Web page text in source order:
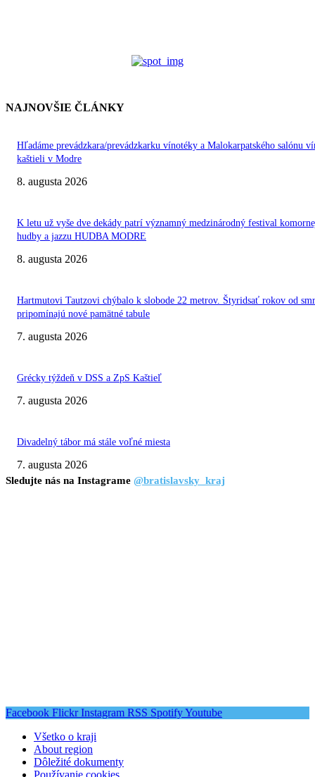
NAJNOVŠIE ČLÁNKY
Hľadáme prevádzkara/prevádzkarku vínotéky a Malokarpatského salónu
kaštieli v Modre
8. augusta 2026
K letu už vyše dve dekády patrí významný medzinárodný festival
hudby a jazzu HUDBA MODRE
8. augusta 2026
Hartmutovi Tautzovi chýbalo k slobode 22 metrov. Štyridsať rokov od
pripomínajú nové pamätné tabule
7. augusta 2026
Grécky týždeň v DSS a ZpS Kaštieľ
7. augusta 2026
Divadelný tábor má stále voľné miesta
7. augusta 2026
Sledujte nás na Instagrame @bratislavsky_kraj
Facebook Flickr Instagram RSS SpotifyYoutube
Všetko o kraji
About region
Dôležité dokumenty